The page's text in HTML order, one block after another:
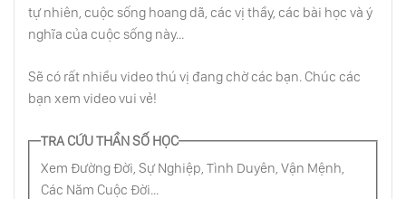
Thuyết Âm Mưu Về Lý Do Loài Người Thích
Mèo
Tại Sao Những Điều Tốt Đẹp Trên Đời Lại
Hướng Nội? Đừng Nguỵ Biện Nữa!
tự nhiên, cuộc sống hoang dã, các vị thầy, các bài học và ý
nghĩa của cuộc sống này...
Sẽ có rất nhiều video thú vị đang chờ các bạn. Chúc các
bạn xem video vui vẻ!
TRA CỨU THẦN SỐ HỌC
Xem Đường Đời, Sự Nghiệp, Tình Duyên, Vận Mệnh,
Các Năm Cuộc Đời...